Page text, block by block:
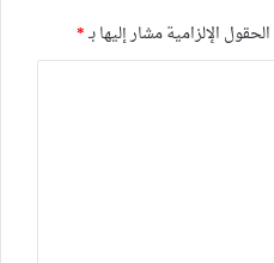
الحقول الإلزامية مشار إليها بـ*